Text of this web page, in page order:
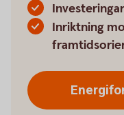
Inriktning